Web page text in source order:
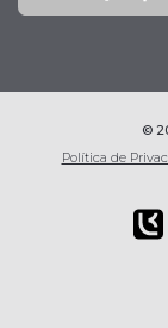
©
Política de